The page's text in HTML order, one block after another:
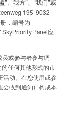
”、我方”、“我们”或
195, 9032
，编号为
SkyPriority Panel应
员或参与者参与调
的任何其他形式的市
活动。在您使用或参
会收到通知）构成本